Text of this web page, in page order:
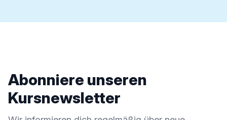
Abonniere unseren
Kursnewsletter